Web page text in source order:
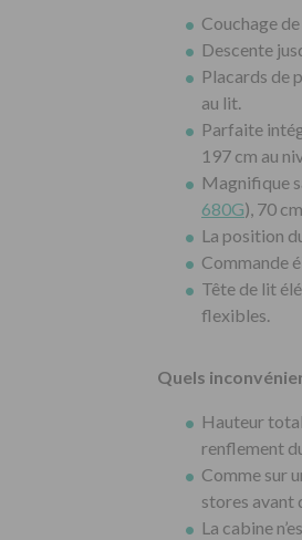
Couchage
Descente
Placards de
au lit.
Parfaite
197 cm au
Magnifique
680G), 70
La position
Commande
Tête de lit
flexibles.
Quels
Hauteur
renflement
Comme sur
stores avant
La cabine